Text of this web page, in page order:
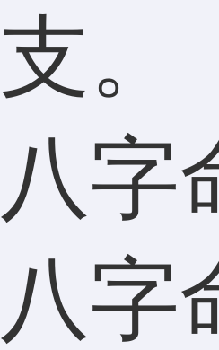
支。
八字
八字